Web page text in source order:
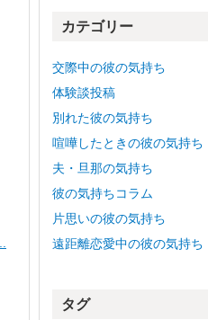
ブカテゴリー
交際中の彼の気持ち
体験談投稿
別れた彼の気持ち
喧嘩したときの彼の気持ち
夫・旦那の気持ち
彼の気持ちコラム
片思いの彼の気持ち
遠距離恋愛中の彼の気持ち
タグ